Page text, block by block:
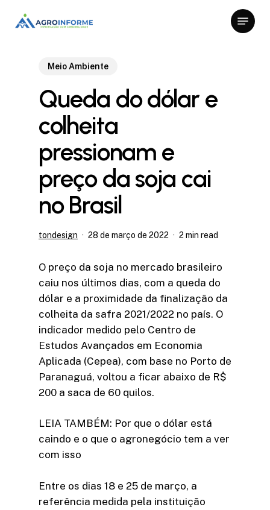
Menu
Meio Ambiente
Queda do dólar e
colheita
pressionam e
preço da soja cai
no Brasil
tondesign 28 de março de 2022 2 min read
O preço da soja no mercado brasileiro
caiu nos últimos dias, com a queda do
dólar e a proximidade da finalização da
colheita da safra 2021/2022 no país. O
indicador medido pelo Centro de
Estudos Avançados em Economia
Aplicada (Cepea), com base no Porto de
Paranaguá, voltou a ficar abaixo de R$
200 a saca de 60 quilos.
LEIA TAMBÉM: Por que o dólar está
caindo e o que o agronegócio tem a ver
com isso
Entre os dias 18 e 25 de março, a
referência medida pela instituição